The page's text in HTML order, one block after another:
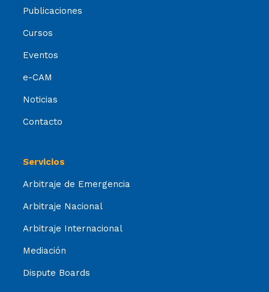
Publicaciones
Cursos
Eventos
e-CAM
Noticias
Contacto
Servicios
Arbitraje de Emergencia
Arbitraje Nacional
Arbitraje Internacional
Mediación
Dispute Boards